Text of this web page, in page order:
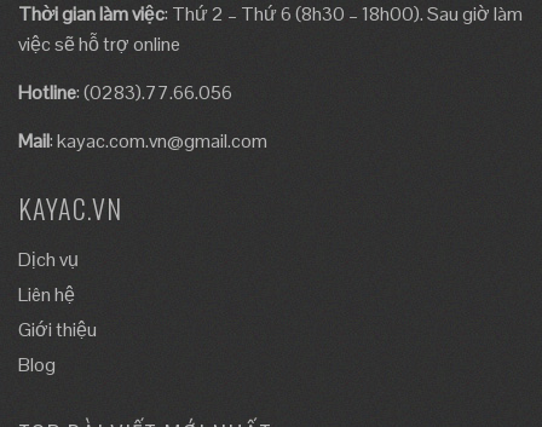
Thời gian làm việc: Thứ 2 – Thứ 6 (8h30 – 18h00). Sau giờ làm
việc sẽ hỗ trợ online
Hotline: (0283).77.66.056
Mail:kayac.com.vn@gmail.com
KAYAC.VN
Dịch vụ
Liên hệ
Giới thiệu
Blog